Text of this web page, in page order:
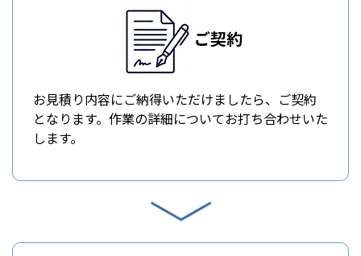
ご契約
お見積り内容にご納得いただけましたら、ご契約
となります。作業の詳細についてお打ち合わせいた
します。